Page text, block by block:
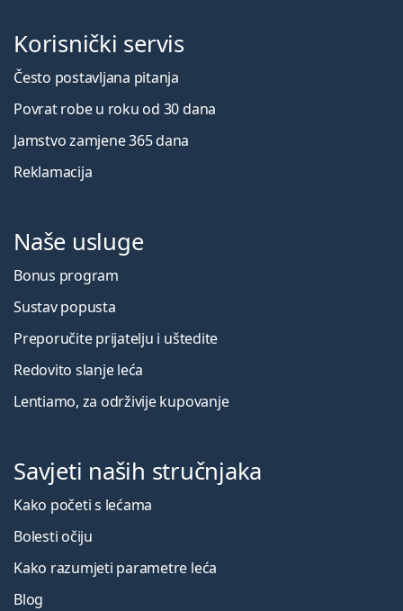
Korisnički servis
Često postavljana pitanja
Povrat robe u roku od 30 dana
Jamstvo zamjene 365 dana
Reklamacija
Naše usluge
Bonus program
Sustav popusta
Preporučite prijatelju i uštedite
Redovito slanje leća
Lentiamo, za održivije kupovanje
Savjeti naših stručnjaka
Kako početi s lećama
Bolesti očiju
Kako razumjeti parametre leća
Blog